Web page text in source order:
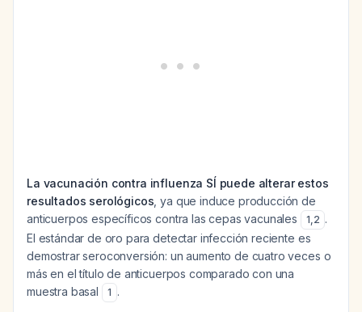
La vacunación contra influenza SÍ puede alterar estos
resultados serológicos , ya que induce producción de
anticuerpos específicos contra las cepas vacunales
1,2 .
El estándar de oro para detectar infección reciente es
demostrar seroconversión: un aumento de cuatro veces o
más en el título de anticuerpos comparado con una
muestra basal
1 .